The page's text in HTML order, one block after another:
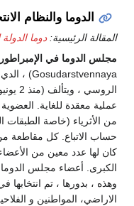
الدوما والنظام
المقالة الرئيسية: دوما
مجلس الدوما في
Gosudarstvennaya) ، الدي شكل
عملية معقدة للغاية. العضوية
من الأثرياء (خاصة
حساب الاتباع. كل مقاطعة من
كان لها عدد معين من
الكبرى. أعضاء مجلس الدوما
وهذه ، بدورها ، تم
الاراضي، المواطنين و